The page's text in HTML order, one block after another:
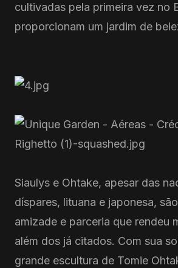
cultivadas pela primeira vez no
proporcionam um jardim de
Siaulys e Ohtake, apesar das
díspares, lituana e japonesa,
amizade e parceria que rendeu
além dos já citados. Com sua
grande escultura de Tomie